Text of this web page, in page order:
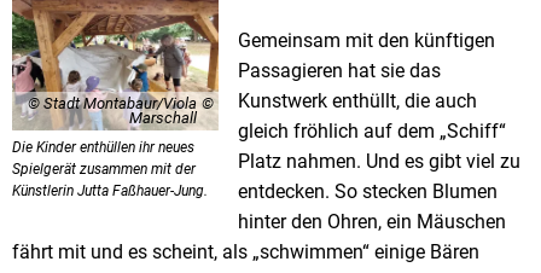
© Stadt Montabaur/Viola
Marschall
Die Kinder enthüllen ihr neues
Spielgerät zusammen mit der
Künstlerin Jutta Faßhauer-Jung.
Gemeinsam mit den künftigen
Passagieren hat sie das
Kunstwerk enthüllt, die auch
gleich fröhlich auf dem „Schiff“
Platz nahmen. Und es gibt viel zu
entdecken. So stecken Blumen
hinter den Ohren, ein Mäuschen
fährt mit und es scheint, als „schwimmen“ einige Bären